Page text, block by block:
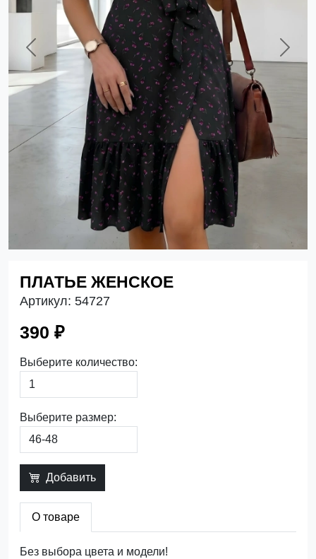
Previous Next
ПЛАТЬЕ ЖЕНСКОЕ
Артикул: 54727
390 ₽
Выберите количество:
Выберите размер:
Добавить
О товаре
Без выбора цвета и модели!